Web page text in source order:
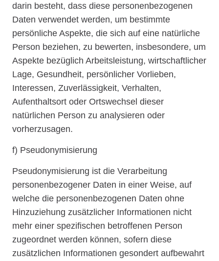
darin besteht, dass diese personenbezogenen
Daten verwendet werden, um bestimmte
persönliche Aspekte, die sich auf eine natürliche
Person beziehen, zu bewerten, insbesondere, um
Aspekte bezüglich Arbeitsleistung, wirtschaftlicher
Lage, Gesundheit, persönlicher Vorlieben,
Interessen, Zuverlässigkeit, Verhalten,
Aufenthaltsort oder Ortswechsel dieser
natürlichen Person zu analysieren oder
vorherzusagen.
f) Pseudonymisierung
Pseudonymisierung ist die Verarbeitung
personenbezogener Daten in einer Weise, auf
welche die personenbezogenen Daten ohne
Hinzuziehung zusätzlicher Informationen nicht
mehr einer spezifischen betroffenen Person
zugeordnet werden können, sofern diese
zusätzlichen Informationen gesondert aufbewahrt